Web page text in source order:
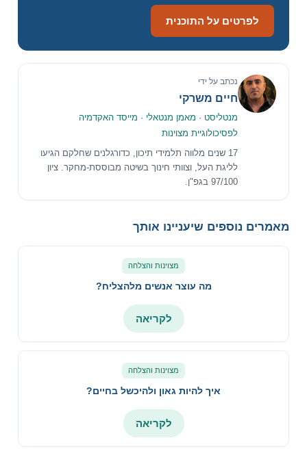
לפרטים על התוכנית
נכתב על ידי
חיים משרקי
מנטליסט · מאמן מנטאלי · מייסד האקדמיה
לפסיכולוגיית מצוינות
17 שנים מלווה תלמידי תיכון, כדורגלנים שחלקם הגיעו
לליגת העל, וצוותי חינוך בשיטה מבוססת-מחקר. ציון
97/100 בגפ"ן.
מאמרים נוספים שיעניינו אותך
מצוינות והצלחה
מה עוצר אנשים מלהצליח?
לקריאה
מצוינות והצלחה
איך להיות גאון ולהיכשל בחיים?
לקריאה